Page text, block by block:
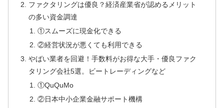
ファクタリングは優良？経済産業省が認めるメリット
の多い資金調達
①スムーズに現金化できる
②経営状況が悪くても利用できる
やばい業者を回避！手数料がお得な大手・優良ファク
タリング会社5選。ビートレーディングなど
①QuQuMo
②日本中小企業金融サポート機構